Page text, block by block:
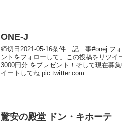
ONE-J
締切日2021-05-16条件 記 事#onej フォ
ントをフォローして、この投稿をリツ
3000円分 をプレゼント！そして現在募
イートしてね pic.twitter.com...
驚安の殿堂 ドン・キホーテ